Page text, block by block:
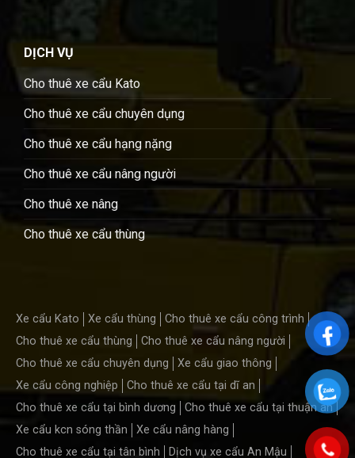
DỊCH VỤ
Cho thuê xe cẩu Kato
Cho thuê xe cẩu chuyên dụng
Cho thuê xe cẩu hạng nặng
Cho thuê xe cẩu nâng người
Cho thuê xe nâng
Cho thuê xe cẩu thùng
Xe cẩu Kato Xe cẩu thùng
Cho thuê xe cẩu công trình
Cho thuê xe cẩu thùng
Cho thuê xe cẩu nâng người
Cho thuê xe cẩu chuyên dụng
Xe cẩu giao thông
Xe cẩu công nghiệp
Cho thuê xe cẩu tại dĩ an
Cho thuê xe cẩu tại bình dương
Cho thuê xe cẩu tại thuận an
Xe cẩu kcn sóng thần
Xe cẩu nâng hàng
Cho thuê xe cẩu tại tân bình
Dịch vụ xe cẩu An Mậu